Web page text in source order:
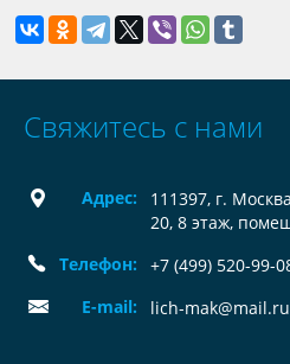
Свяжитесь с нами
Адрес:
111397, г.
20, 8 этаж,
Телефон:
+7 (499) 520-99-
E-mail:
lich-mak@mail.ru